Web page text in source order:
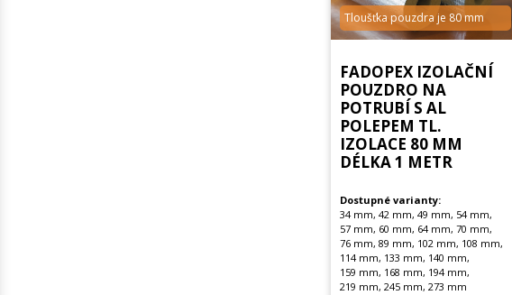
Tloušťka pouzdra je 80 mm
FADOPEX IZOLAČNÍ
POUZDRO NA
POTRUBÍ S AL
POLEPEM TL.
IZOLACE 80 MM
DÉLKA 1 METR
Dostupné varianty:
34 mm, 42 mm, 49 mm, 54 mm,
57 mm, 60 mm, 64 mm, 70 mm,
76 mm, 89 mm, 102 mm, 108 mm,
114 mm, 133 mm, 140 mm,
159 mm, 168 mm, 194 mm,
219 mm, 245 mm, 273 mm